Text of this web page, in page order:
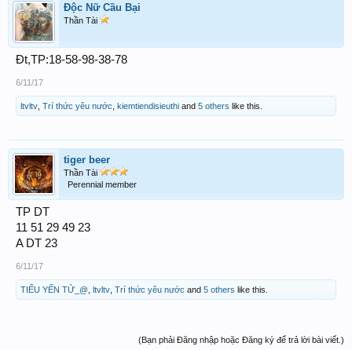
Độc Nữ Cầu Bại
Thần Tài
Đt,TP:18-58-98-38-78
6/11/17
ltvltv Trí thức yêu nước kiemtiendisieuthi and 5 others like this.
tiger beer
Thần Tài
Perennial member
TP DT
11 51 29 49 23
A DT 23
6/11/17
TIỂU YẾN TỬ_@ ltvltv Trí thức yêu nước and 5 others like this.
(Bạn phải Đăng nhập hoặc Đăng ký để trả lời bài viết.)